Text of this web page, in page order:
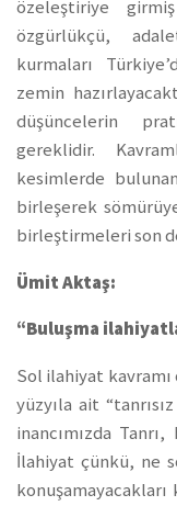
özeleştiriye
özgürlükçü,
kurmaları
zemin
düşüncelerin
gereklidir.
kesimlerde
birleşerek
birleştirmeleri son
Ümit Aktaş:
“Buluşma
Sol ilahiyat
yüzyıla ait
inancımızda
İlahiyat çünkü, ne